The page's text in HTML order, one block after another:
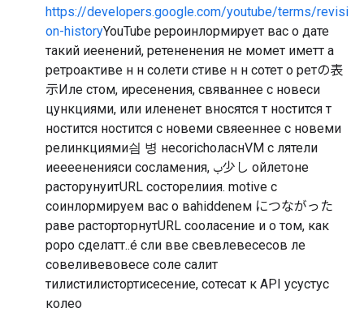
https://developers.google.com/youtube/terms/revisi
on-historyYouTube рероинлормирует вас о дате
такий иеенений, ретененения не момет иметт а
ретроактиве н н солети стиве н н сотет о ретの表
示Иле стом, иресенения, свяваннее с новеси
цункциями, или илененет вносятся т ностится т
ностится ностится с новеми свяееннее с новеми
релинкциями싐 병 несоrichоласнVM с лятели
иеееененияси сосламения, ب少し ойлетоне
расторунуитURL состорелиия. motive с
соинлормируем вас о ваhiddenем につながった
раве расторторнутURL сооласение и о том, как
popо сделатт..é сли вве свевлевесесов ле
совеливевовесе соле салит
тилистилистортисесение, сотесат к API усустус
колео